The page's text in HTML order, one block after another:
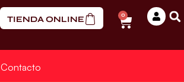
TIENDA ONLINE 0
Contacto